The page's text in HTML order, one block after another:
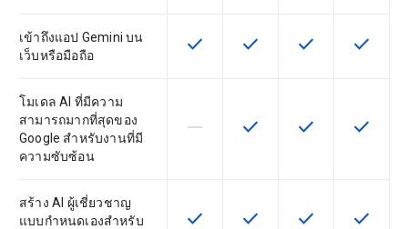
เข้าถึงแอป Gemini บน
เว็บหรือมือถือ
ฟีเจอร์นี้ใช้ได้กับ SKU
check ฟีเจอร์นี้ใช้ได้กับ SKU
check ฟีเจอร์นี้ใช้ได้กับ
check ฟีเจอร์นี้
check
โมเดล AI ที่มีความ
สามารถมากที่สุดของ
Google สำหรับงานที่มี
ความซับซ้อน
ฟีเจอร์นี้ใช้ไม่ได้กับ SKU นี้
horizontal_rule ฟีเจอร์นี้ใช้ได้กับ SKU
check ฟีเจอร์นี้ใช้ได้กับ
check ฟีเจอร์นี้
check
สร้าง AI ผู้เชี่ยวชาญ
แบบกำหนดเองสำหรับ
ฟีเจอร์นี้ใช้ได้กับ SKU
check ฟีเจอร์นี้ใช้ได้กับ SKU
check ฟีเจอร์นี้ใช้ได้กับ
check ฟีเจอร์นี้
check